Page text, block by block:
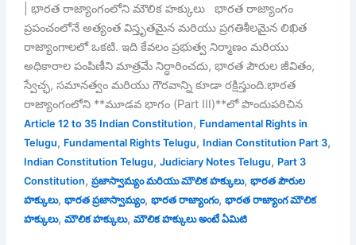
| భారత రాజ్యాంగంలోని మౌలిక హక్కులు భారత రాజ్యాంగం
ప్రపంచంలోనే అత్యంత విస్తృతమైన మరియు ప్రగతిశీలమైన లిఖిత
రాజ్యాంగాలలో ఒకటి. ఇది కేవలం ప్రభుత్వ నిర్మాణం మరియు
అధికారాల పంపిణీని మాత్రమే నిర్ధారించదు, భారత పౌరుల జీవితం,
స్వేచ్ఛ, సమానత్వం మరియు గౌరవాన్ని కూడా రక్షిస్తుంది.భారత
రాజ్యాంగంలోని **మూడవ భాగం (Part III)**లో పొందుపరిచిన
Article 12 to 35 Indian Constitution, Fundamental Rights in
Telugu, Fundamental Rights Telugu, Indian Constitution Part 3,
Indian Constitution Telugu, Judiciary Notes Telugu, Part 3
Constitution, ప్రజాస్వామ్యం మరియు మౌలిక హక్కులు, భారత పౌరుల
హక్కులు, భారత ప్రజాస్వామ్యం, భారత రాజ్యాంగం, భారత రాజ్యాంగ మౌలిక
హక్కులు, మౌలిక హక్కులు, మౌలిక హక్కులు అంటే ఏమిటి